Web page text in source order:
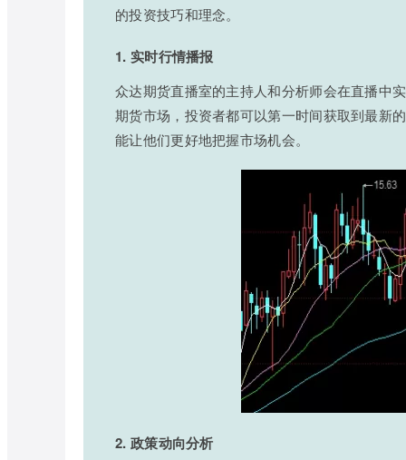
的投资技巧和理念。
1. 实时行情播报
众达期货直播室的主持人和分析师会在直播中
期货市场，投资者都可以第一时间获取到最新
能让他们更好地把握市场机会。
2. 政策动向分析